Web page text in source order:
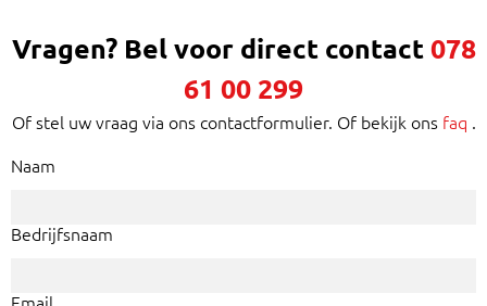
Vragen? Bel voor direct contact078
61 00 299
Of stel uw vraag via ons contactformulier. Of bekijk ons faq .
Naam
Bedrijfsnaam
Email